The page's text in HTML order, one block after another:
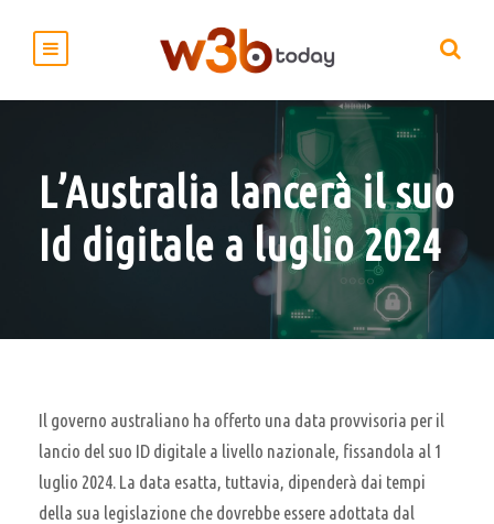
L’Australia lancerà il suo
Id digitale a luglio 2024
Il governo australiano ha offerto una data provvisoria per il
lancio del suo ID digitale a livello nazionale, fissandola al 1
luglio 2024. La data esatta, tuttavia, dipenderà dai tempi
della sua legislazione che dovrebbe essere adottata dal